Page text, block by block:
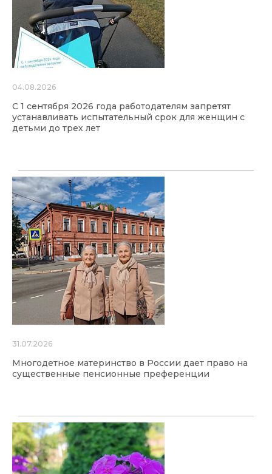
04.08.2026
С 1 сентября 2026 года работодателям запретят
устанавливать испытательный срок для женщин с
детьми до трех лет
31.07.2026
Многодетное материнство в России дает право на
существенные пенсионные преференции